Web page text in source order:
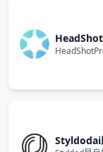
Styldodai